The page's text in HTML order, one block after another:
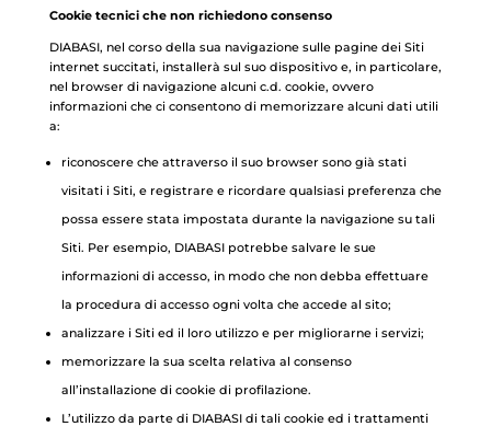
Cookie tecnici che non richiedono consenso
DIABASI, nel corso della sua navigazione sulle pagine dei Siti
internet succitati, installerà sul suo dispositivo e, in particolare,
nel browser di navigazione alcuni c.d. cookie, ovvero
informazioni che ci consentono di memorizzare alcuni dati utili
a:
riconoscere che attraverso il suo browser sono già stati
visitati i Siti, e registrare e ricordare qualsiasi preferenza che
possa essere stata impostata durante la navigazione su tali
Siti. Per esempio, DIABASI potrebbe salvare le sue
informazioni di accesso, in modo che non debba effettuare
la procedura di accesso ogni volta che accede al sito;
analizzare i Siti ed il loro utilizzo e per migliorarne i servizi;
memorizzare la sua scelta relativa al consenso
all’installazione di cookie di profilazione.
L’utilizzo da parte di DIABASI di tali cookie ed i trattamenti